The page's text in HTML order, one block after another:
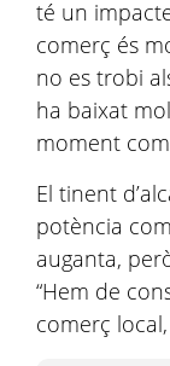
té un
comerç és
no es trobi
ha baixat
moment
El tinent
potència
auganta,
“Hem de
comerç